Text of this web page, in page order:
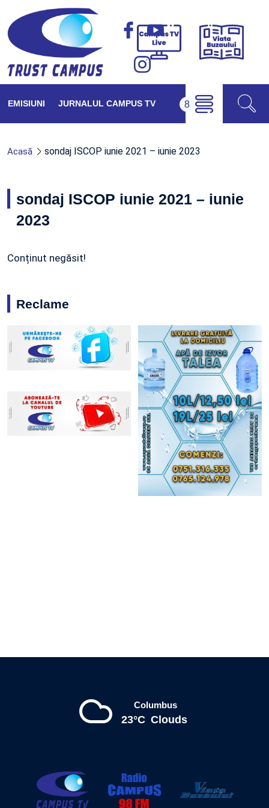
Campus
Viața
EMISIUNI JURNALUL CAMPUS TV
Acasă sondaj ISCOP iunie 2021 – iunie 2023
sondaj ISCOP iunie 2021 – iunie
2023
Conținut negăsit!
Reclame
Columbus
23°C Clouds